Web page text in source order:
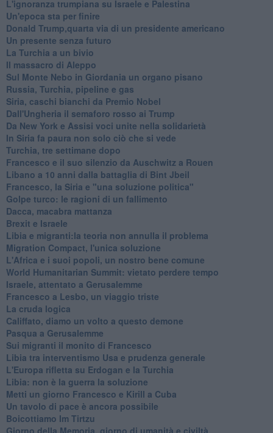
L'ignoranza trumpiana su Israele e Palestina
Un'epoca sta per finire
Donald Trump,quarta via di un presidente americano
Un presente senza futuro
La Turchia a un bivio
Il massacro di Aleppo
Sul Monte Nebo in Giordania un organo pisano
Russia, Turchia, pipeline e gas
Siria, caschi bianchi da Premio Nobel
Dall'Ungheria il semaforo rosso ai Trump
Da New York e Assisi voci unite nella solidarietà
In Siria fa paura non solo ciò che si vede
Turchia, tre settimane dopo
Francesco e il suo silenzio da Auschwitz a Rouen
Libano a 10 anni dalla battaglia di Bint Jbeil
Francesco, la Siria e "una soluzione politica"
Golpe turco: le ragioni di un fallimento
Dacca, macabra mattanza
Brexit e Israele
Libia e migranti:la teoria non annulla il problema
Migration Compact, l'unica soluzione
L'Africa e i suoi popoli, un nostro bene comune
World Humanitarian Summit: vietato perdere tempo
Israele, attentato a Gerusalemme
Francesco a Lesbo, un viaggio triste
La cruda logica
Califfato, diamo un volto a questo demone
Pasqua a Gerusalemme
Sui migranti il monito di Francesco
Libia tra interventismo Usa e prudenza generale
L'Europa rifletta su Erdogan e la Turchia
Libia: non è la guerra la soluzione
Metti un giorno Francesco e Kirill a Cuba
Un tavolo di pace è ancora possibile
Boicottiamo Im Tirtzu
Giorno della Memoria, giorno di umanità e civiltà